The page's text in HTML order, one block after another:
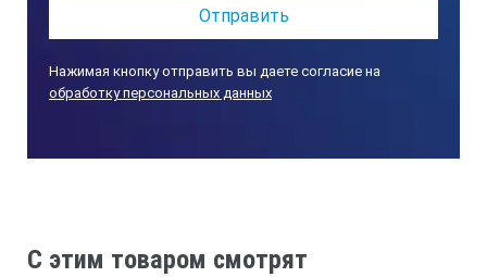
Нажимая кнопку отправить вы даете согласие на
обработку персональных данных
C этим товаром смотрят